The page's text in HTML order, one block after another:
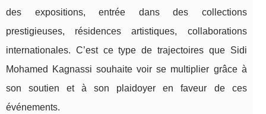
des expositions, entrée dans des collections
prestigieuses, résidences artistiques, collaborations
internationales. C’est ce type de trajectoires que Sidi
Mohamed Kagnassi souhaite voir se multiplier grâce à
son soutien et à son plaidoyer en faveur de ces
événements.